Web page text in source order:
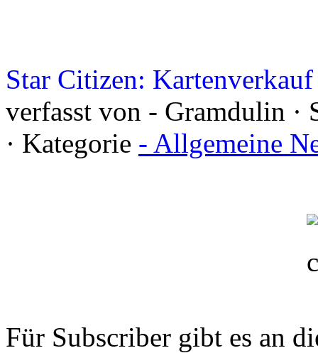
Star Citizen:
verfasst von - Gramdulin ·
· Kategorie - Allgemeine
Für Subscriber gibt es an